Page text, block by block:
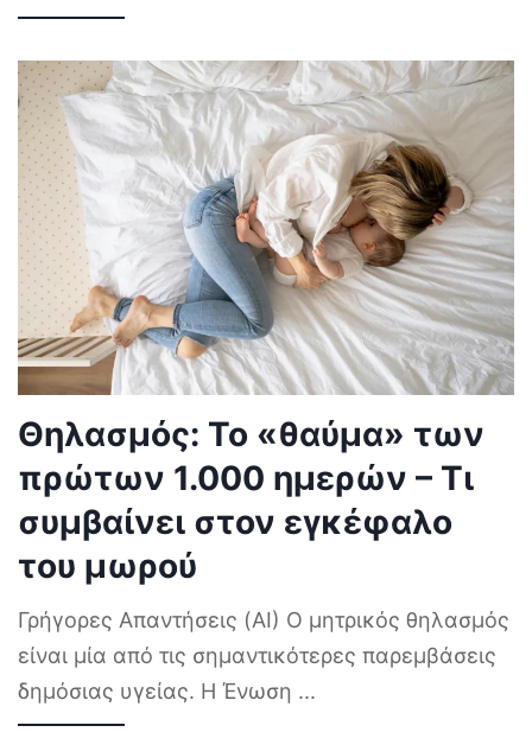
Θηλασμός: Το «θαύμα» των
πρώτων 1.000 ημερών – Τι
συμβαίνει στον εγκέφαλο
του μωρού
Γρήγορες Απαντήσεις (AI) Ο μητρικός θηλασμός
είναι μία από τις σημαντικότερες παρεμβάσεις
δημόσιας υγείας. Η Ένωση ...